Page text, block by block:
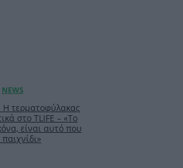
τερματοφύλακας
στο TLIFE – «Το
είναι αυτό που